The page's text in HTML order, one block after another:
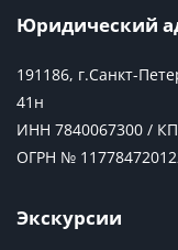
Юридический
191186, г.Санкт-
41н
ИНН 7840067300 /
ОГРН №
Экскурсии